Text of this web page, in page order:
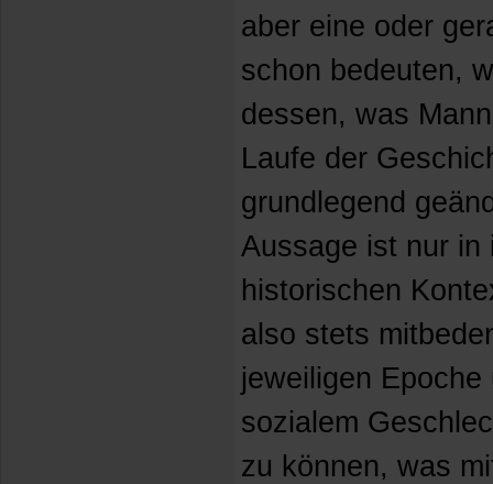
aber eine oder
schon bedeuten,
dessen, was
Laufe der
grundlegend
Aussage ist nur in
historischen
also stets
jeweiligen
sozialem
zu können, was